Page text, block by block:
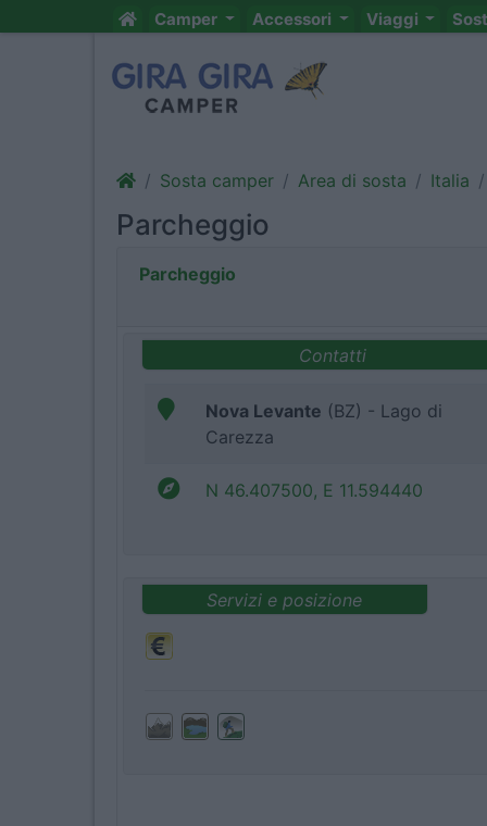
Camper Accessori Viaggi
Sosta camper Area di sosta Italia
Parcheggio
Parcheggio
Contatti
Nova Levante (BZ) - Lago di
Carezza
N 46.407500, E 11.594440
Servizi e posizione